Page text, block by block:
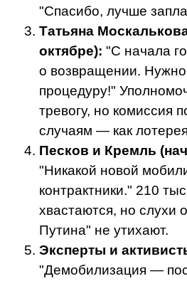
"Спасибо, лучше
Татьяна
октябре): "С начала
о возвращении. Нужно
процедуру!"
тревогу, но комиссия
случаям — как
Песков и Кремль
"Никакой новой
контрактники." 210
хвастаются, но слухи
Путина" не утихают.
Эксперты и
"Демобилизация —